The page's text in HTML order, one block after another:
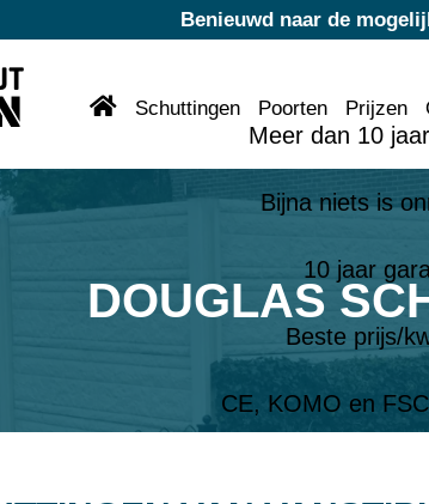
Benieuwd naar de
Schuttingen Poorten Prijzen
DOUGLAS
Meer dan 10
Bijna niets is
10 jaar
Beste prijs/
CE, KOMO en